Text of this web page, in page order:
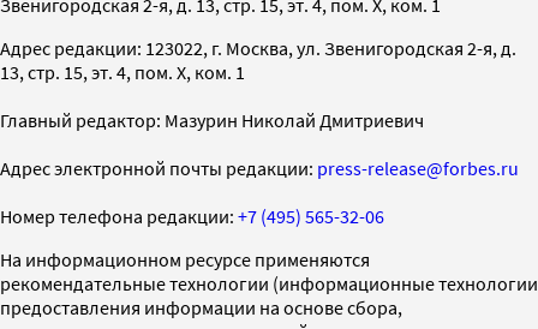
Адрес редакции: 123022, г. Москва, ул. Звенигородская 2-я, д.
13, стр. 15, эт. 4, пом. X, ком. 1
Главный редактор: Мазурин Николай Дмитриевич
Адрес электронной почты редакции: press-release@forbes.ru
Номер телефона редакции: +7 (495) 565-32-06
На информационном ресурсе применяются
рекомендательные технологии (информационные технологии
предоставления информации на основе сбора,